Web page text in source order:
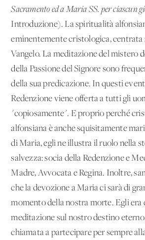
Sacramento ed a Maria SS. per ciascun
Introduzione). La spiritualità
eminentemente cristologica, centrata
Vangelo. La meditazione del mistero
della Passione del Signore sono
della sua predicazione. In questi
Redenzione viene offerta a tutti gli
"copiosamente". E proprio perché
alfonsiana è anche squisitamente
di Maria, egli ne illustra il ruolo nella
salvezza: socia della Redenzione e
Madre, Avvocata e Regina. Inoltre,
che la devozione a Maria ci sarà di
momento della nostra morte. Egli era
meditazione sul nostro destino
chiamata a partecipare per sempre